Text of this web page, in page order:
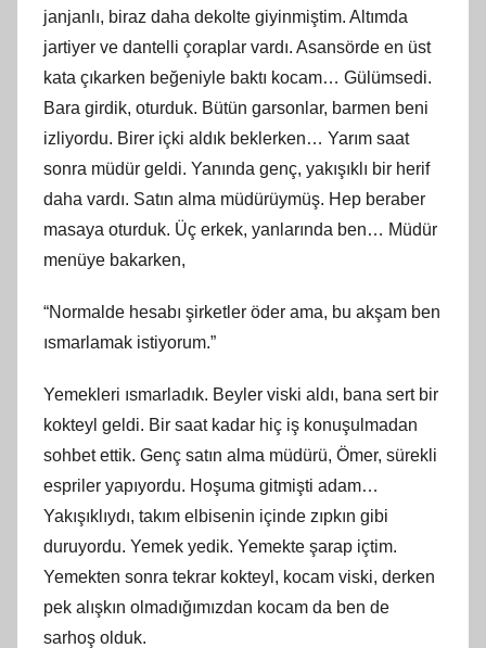
janjanlı, biraz daha dekolte giyinmiştim. Altımda
jartiyer ve dantelli çoraplar vardı. Asansörde en üst
kata çıkarken beğeniyle baktı kocam… Gülümsedi.
Bara girdik, oturduk. Bütün garsonlar, barmen beni
izliyordu. Birer içki aldık beklerken… Yarım saat
sonra müdür geldi. Yanında genç, yakışıklı bir herif
daha vardı. Satın alma müdürüymüş. Hep beraber
masaya oturduk. Üç erkek, yanlarında ben… Müdür
menüye bakarken,
“Normalde hesabı şirketler öder ama, bu akşam ben
ısmarlamak istiyorum.”
Yemekleri ısmarladık. Beyler viski aldı, bana sert bir
kokteyl geldi. Bir saat kadar hiç iş konuşulmadan
sohbet ettik. Genç satın alma müdürü, Ömer, sürekli
espriler yapıyordu. Hoşuma gitmişti adam…
Yakışıklıydı, takım elbisenin içinde zıpkın gibi
duruyordu. Yemek yedik. Yemekte şarap içtim.
Yemekten sonra tekrar kokteyl, kocam viski, derken
pek alışkın olmadığımızdan kocam da ben de
sarhoş olduk.